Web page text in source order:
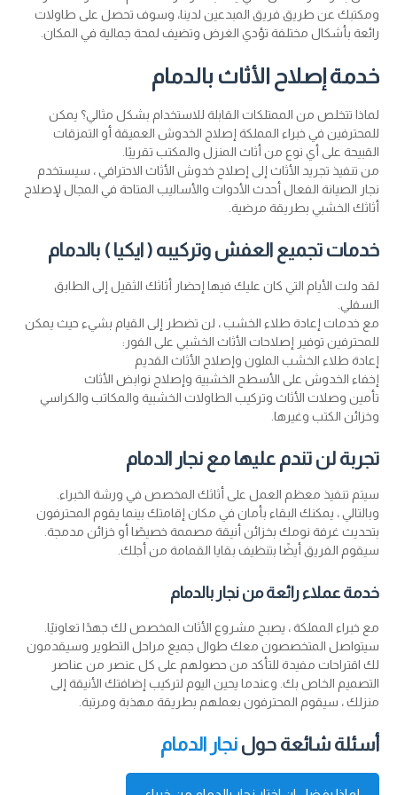
ومكتبك عن طريق فريق المبدعين لدينا، وسوف تحصل على طاولات
رائعة بأشكال مختلفة تؤدي الغرض وتضيف لمحة جمالية في المكان.
خدمة إصلاح الأثاث بالدمام
لماذا تتخلص من الممتلكات القابلة للاستخدام بشكل مثالي؟ يمكن
للمحترفين في خبراء المملكة إصلاح الخدوش العميقة أو التمزقات
القبيحة على أي نوع من أثاث المنزل والمكتب تقريبًا.
من تنفيذ تجريد الأثاث إلى إصلاح خدوش الأثاث الاحترافي ، سيستخدم
نجار الصيانة الفعال أحدث الأدوات والأساليب المتاحة في المجال لإصلاح
أثاثك الخشبي بطريقة مرضية.
خدمات تجميع العفش وتركيبه ( ايكيا ) بالدمام
لقد ولت الأيام التي كان عليك فيها إحضار أثاثك الثقيل إلى الطابق
السفلي.
مع خدمات إعادة طلاء الخشب ، لن تضطر إلى القيام بشيء حيث يمكن
للمحترفين توفير إصلاحات الأثاث الخشبي على الفور:
إعادة طلاء الخشب الملون وإصلاح الأثاث القديم
إخفاء الخدوش على الأسطح الخشبية وإصلاح نوابض الأثاث
تأمين وصلات الأثاث وتركيب الطاولات الخشبية والمكاتب والكراسي
وخزائن الكتب وغيرها.
تجربة لن تندم عليها مع نجار الدمام
سيتم تنفيذ معظم العمل على أثاثك المخصص في ورشة الخبراء.
وبالتالي ، يمكنك البقاء بأمان في مكان إقامتك بينما يقوم المحترفون
بتحديث غرفة نومك بخزائن أنيقة مصممة خصيصًا أو خزائن مدمجة.
سيقوم الفريق أيضًا بتنظيف بقايا القمامة من أجلك.
خدمة عملاء رائعة من نجار بالدمام
مع خبراء المملكة ، يصبح مشروع الأثاث المخصص لك جهدًا تعاونيًا.
سيتواصل المتخصصون معك طوال جميع مراحل التطوير وسيقدمون
لك اقتراحات مفيدة للتأكد من حصولهم على كل عنصر من عناصر
التصميم الخاص بك. وعندما يحين اليوم لتركيب إضافتك الأنيقة إلى
منزلك ، سيقوم المحترفون بعملهم بطريقة مهذبة ومرتبة.
أسئلة شائعة حول نجار الدمام